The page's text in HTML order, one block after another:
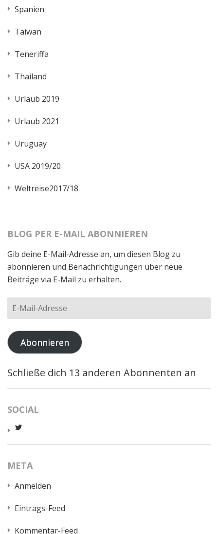
Spanien
Taiwan
Teneriffa
Thailand
Urlaub 2019
Urlaub 2021
Uruguay
USA 2019/20
Weltreise2017/18
BLOG PER E-MAIL ABONNIEREN
Gib deine E-Mail-Adresse an, um diesen Blog zu
abonnieren und Benachrichtigungen über neue
Beiträge via E-Mail zu erhalten.
E-
Adresse
Abonnieren
Schließe dich 13 anderen Abonnenten an
SOCIAL
anzeigen
META
Anmelden
Eintrags-Feed
Kommentar-Feed